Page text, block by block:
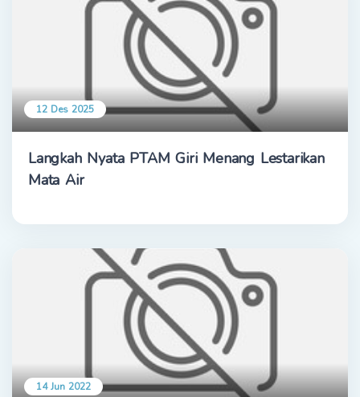
12 Des 2025
Langkah Nyata PTAM Giri Menang Lestarikan
Mata Air
14 Jun 2022